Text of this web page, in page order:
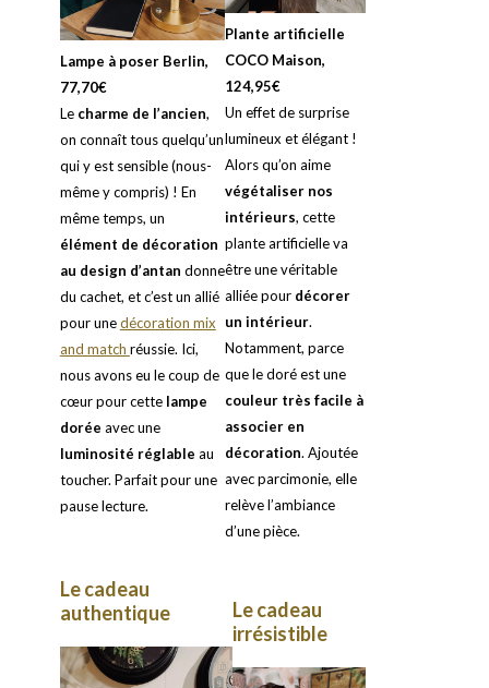
Lampe à poser Berlin,
77,70€
Le charme de l’ancien,
on connaît tous quelqu’un
qui y est sensible (nous-
même y compris) ! En
même temps, un
élément de décoration
au design d’antan donne
du cachet, et c’est un allié
pour unedécoration mix
and match réussie. Ici,
nous avons eu le coup de
cœur pour cette lampe
dorée avec une
luminosité réglable au
toucher. Parfait pour une
pause lecture.
Plante artificielle
COCO Maison,
124,95€
Un effet de surprise
lumineux et élégant !
Alors qu’on aime
végétaliser nos
intérieurs, cette
plante artificielle va
être une véritable
alliée pour décorer
un intérieur.
Notamment, parce
que le doré est une
couleur très facile à
associer en
décoration. Ajoutée
avec parcimonie, elle
relève l’ambiance
d’une pièce.
Le cadeau
authentique
Le cadeau
irrésistible